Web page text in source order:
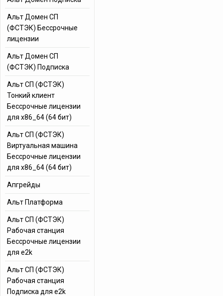
Альт Домен СП
(ФСТЭК) Бессрочные
лицензии
Альт Домен СП
(ФСТЭК) Подписка
Альт СП (ФСТЭК)
Тонкий клиент
Бессрочные лицензии
для x86_64 (64 бит)
Альт СП (ФСТЭК)
Виртуальная машина
Бессрочные лицензии
для x86_64 (64 бит)
Апгрейды
Альт Платформа
Альт СП (ФСТЭК)
Рабочая станция
Бессрочные лицензии
для e2k
Альт СП (ФСТЭК)
Рабочая станция
Подписка для e2k